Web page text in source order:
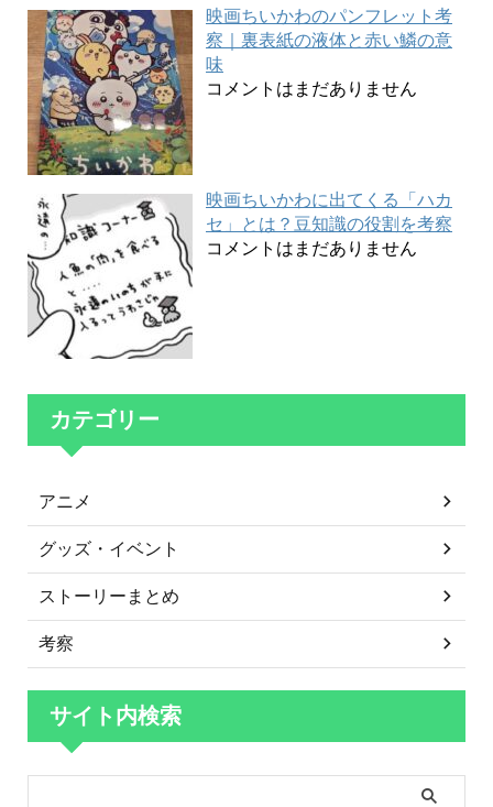
映画ちいかわのパンフレット考
察｜裏表紙の液体と赤い鱗の意
味
コメントはまだありません
映画ちいかわに出てくる「ハカ
セ」とは？豆知識の役割を考察
コメントはまだありません
カテゴリー
アニメ
グッズ・イベント
ストーリーまとめ
考察
サイト内検索